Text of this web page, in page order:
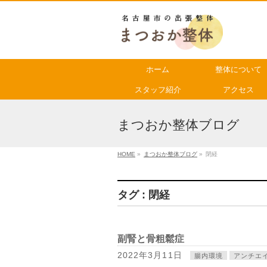
ホーム 整体について
スタッフ紹介 アクセス
まつおか整体ブログ
HOME » まつおか整体ブログ » 閉経
タグ : 閉経
副腎と骨粗鬆症
2022年3月11日 腸内環境 アンチエ